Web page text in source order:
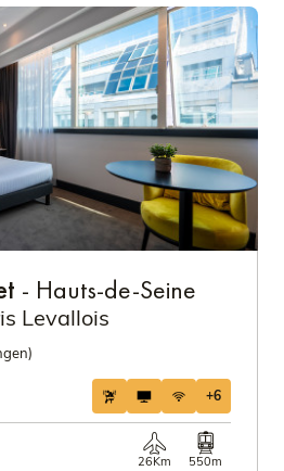
- Hauts-de-Seine
Levallois
+6
26Km 550m